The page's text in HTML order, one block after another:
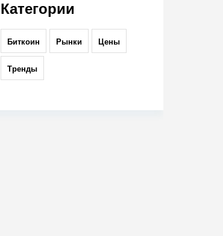
Категории
Биткоин Рынки Цены
Тренды